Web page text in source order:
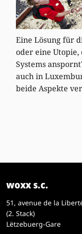
Eine Lösung für
oder eine
Systems
auch in
beide Aspekte
woxx s.c.
51, avenue de la
(2. Stack)
Lëtzebuerg-Gare